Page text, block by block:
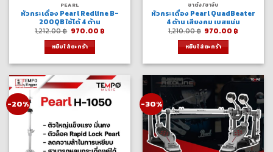
PEARL
หัวกระเดื่อง Pearl Redline B-
200QB ใช้ได้ 4 ด้าน
1,212.00฿ Original
was:
1,212.00 ฿.
970.00 ฿Current
หยิบใส่ตะกร้า
ขาตั้ง/ขาจับ
หัวกระเดื่อง Pearl QuadBeater
4 ด้าน เสียงคม เบสแน่น
1,210.00฿ Original
was:
1,210.00 ฿.
970.00 ฿
หยิบใส่ตะกร้า
-20% -30%